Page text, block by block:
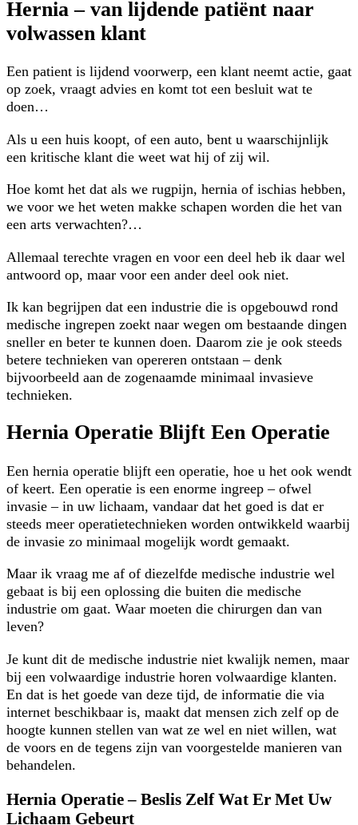
Hernia – van lijdende patiënt naar
volwassen klant
Een patient is lijdend voorwerp, een klant neemt actie, gaat
op zoek, vraagt advies en komt tot een besluit wat te
doen…
Als u een huis koopt, of een auto, bent u waarschijnlijk
een kritische klant die weet wat hij of zij wil.
Hoe komt het dat als we rugpijn, hernia of ischias hebben,
we voor we het weten makke schapen worden die het van
een arts verwachten?…
Allemaal terechte vragen en voor een deel heb ik daar wel
antwoord op, maar voor een ander deel ook niet.
Ik kan begrijpen dat een industrie die is opgebouwd rond
medische ingrepen zoekt naar wegen om bestaande dingen
sneller en beter te kunnen doen. Daarom zie je ook steeds
betere technieken van opereren ontstaan – denk
bijvoorbeeld aan de zogenaamde minimaal invasieve
technieken.
Hernia Operatie Blijft Een Operatie
Een hernia operatie blijft een operatie, hoe u het ook wendt
of keert. Een operatie is een enorme ingreep – ofwel
invasie – in uw lichaam, vandaar dat het goed is dat er
steeds meer operatietechnieken worden ontwikkeld waarbij
de invasie zo minimaal mogelijk wordt gemaakt.
Maar ik vraag me af of diezelfde medische industrie wel
gebaat is bij een oplossing die buiten die medische
industrie om gaat. Waar moeten die chirurgen dan van
leven?
Je kunt dit de medische industrie niet kwalijk nemen, maar
bij een volwaardige industrie horen volwaardige klanten.
En dat is het goede van deze tijd, de informatie die via
internet beschikbaar is, maakt dat mensen zich zelf op de
hoogte kunnen stellen van wat ze wel en niet willen, wat
de voors en de tegens zijn van voorgestelde manieren van
behandelen.
Hernia Operatie – Beslis Zelf Wat Er Met Uw
Lichaam Gebeurt